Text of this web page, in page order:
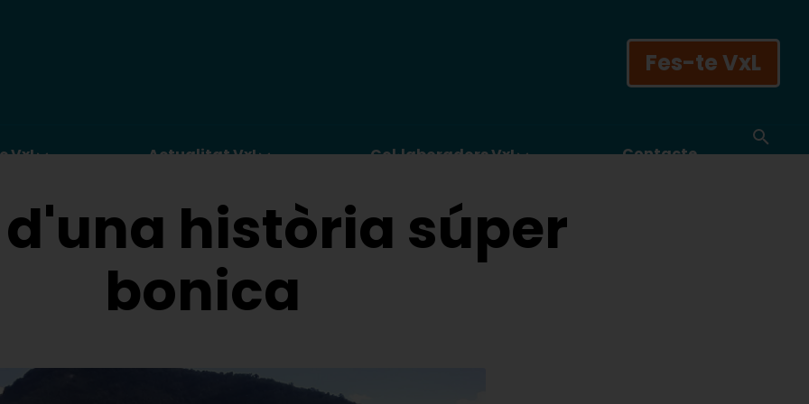
Fes-te VxL
VxL Actualitat VxL Col·laboradors VxL Contacte
història súper
bonica